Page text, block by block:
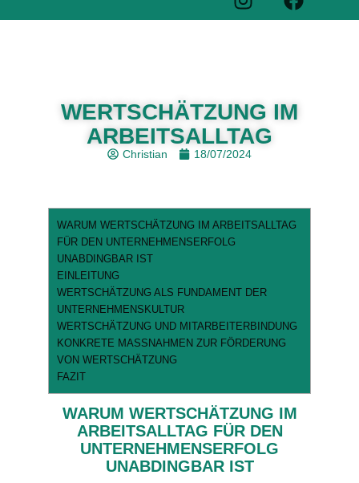
WERTSCHÄTZUNG IM
ARBEITSALLTAG
Christian 18/07/2024
WARUM WERTSCHÄTZUNG IM ARBEITSALLTAG
FÜR DEN UNTERNEHMENSERFOLG
UNABDINGBAR IST
EINLEITUNG
WERTSCHÄTZUNG ALS FUNDAMENT DER
UNTERNEHMENSKULTUR
WERTSCHÄTZUNG UND MITARBEITERBINDUNG
KONKRETE MASSNAHMEN ZUR FÖRDERUNG
VON WERTSCHÄTZUNG
FAZIT
WARUM WERTSCHÄTZUNG IM
ARBEITSALLTAG FÜR DEN
UNTERNEHMENSERFOLG
UNABDINGBAR IST